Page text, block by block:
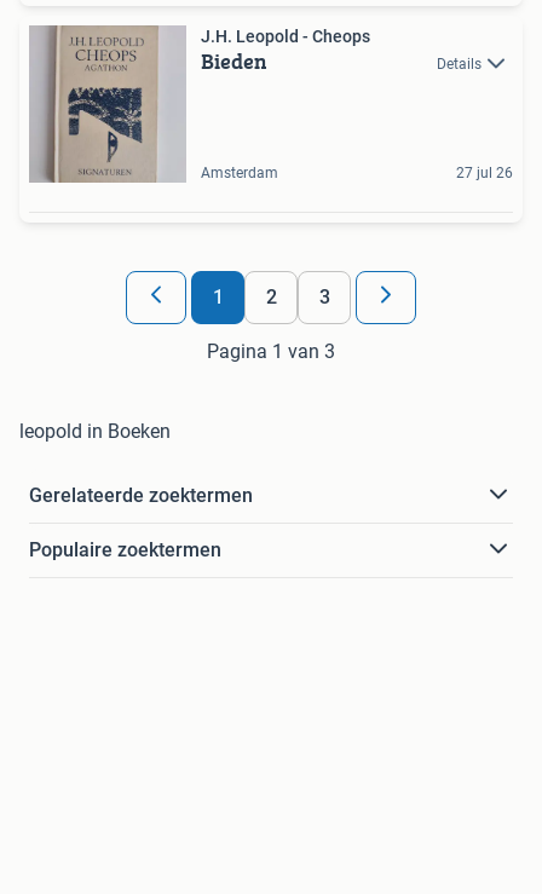
J.H. Leopold - Cheops
Bieden Details
Amsterdam 27 jul 26
1 2 3
Pagina 1 van 3
leopold in Boeken
Gerelateerde zoektermen
Populaire zoektermen